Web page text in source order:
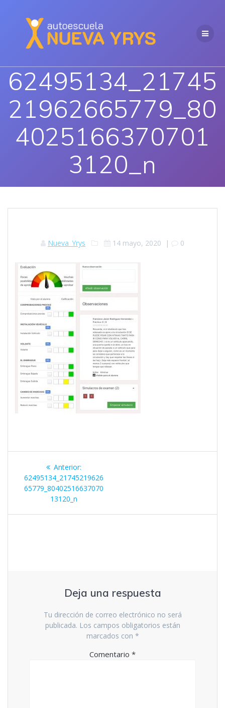
62495134_21745
21962665779_80
4025166370701
3120_n
Nueva_Yrys 14 mayo, 2020 | 0
Navegación
de
entradas
Anterior:Entrada
anterior:
62495134_21745219626
65779_80402516637070
13120_n
Deja una respuesta
Tu dirección de correo electrónico no será
publicada. Los campos obligatorios están
marcados con *
Comentario *